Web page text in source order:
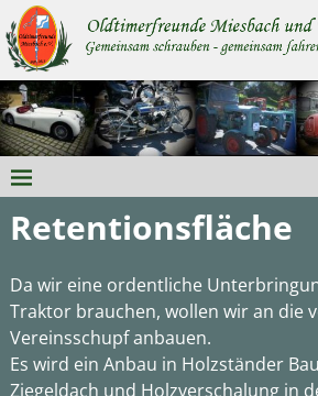
Retentionsfläche
Da wir eine ordentliche
Traktor brauchen, wollen wir an die
Vereinsschupf anbauen.
Es wird ein Anbau in Holzständer
Ziegeldach und Holzverschalung in